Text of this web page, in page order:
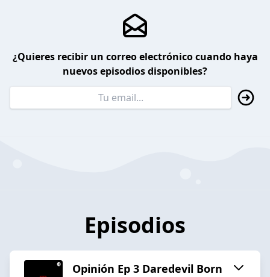
¿Quieres recibir un correo electrónico cuando haya
nuevos episodios disponibles?
Episodios
Opinión Ep 3 Daredevil Born